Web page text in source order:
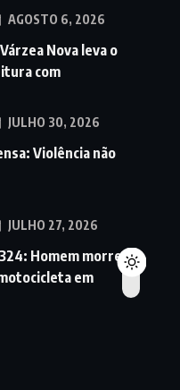
AGOSTO 6, 2026
Nova leva o
com
JULHO 30, 2026
Violência não
JULHO 27, 2026
Homem morre
em